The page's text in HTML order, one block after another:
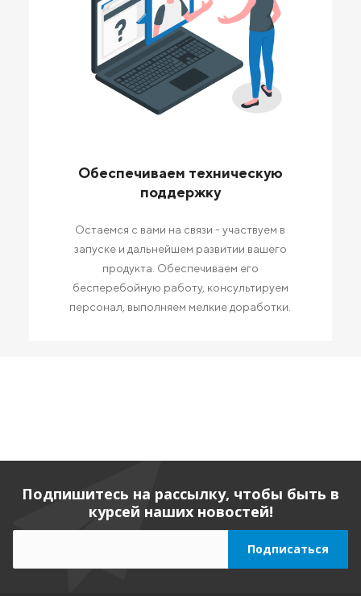
Обеспечиваем техническую
поддержку
Остаемся с вами на связи - участвуем в
запуске и дальнейшем развитии вашего
продукта. Обеспечиваем его
бесперебойную работу, консультируем
персонал, выполняем мелкие доработки.
Подпишитесь на рассылку, чтобы быть в
курсей наших новостей!